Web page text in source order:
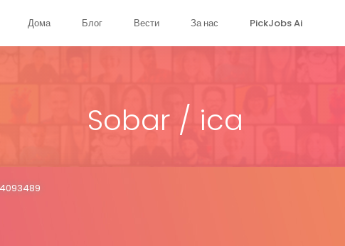
Дома Блог Вести За нас PickJobs Ai
Sobar / ica